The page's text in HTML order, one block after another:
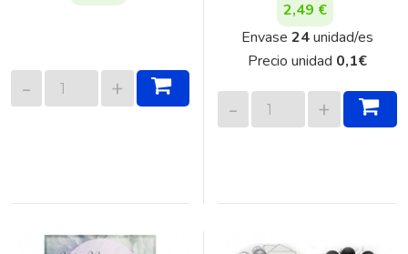
2,49 €
Envase 24unidad/es
Precio unidad 0,1€